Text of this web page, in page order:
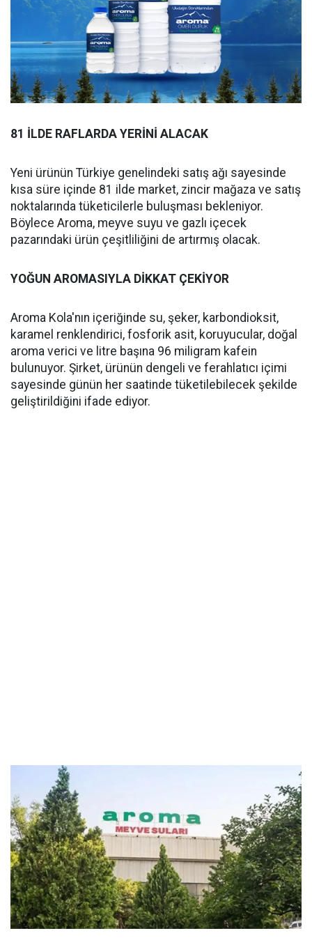
81 İLDE RAFLARDA YERİNİ ALACAK
Yeni ürünün Türkiye genelindeki satış ağı sayesinde
kısa süre içinde 81 ilde market, zincir mağaza ve satış
noktalarında tüketicilerle buluşması bekleniyor.
Böylece Aroma, meyve suyu ve gazlı içecek
pazarındaki ürün çeşitliliğini de artırmış olacak.
YOĞUN AROMASIYLA DİKKAT ÇEKİYOR
Aroma Kola'nın içeriğinde su, şeker, karbondioksit,
karamel renklendirici, fosforik asit, koruyucular, doğal
aroma verici ve litre başına 96 miligram kafein
bulunuyor. Şirket, ürünün dengeli ve ferahlatıcı içimi
sayesinde günün her saatinde tüketilebilecek şekilde
geliştirildiğini ifade ediyor.